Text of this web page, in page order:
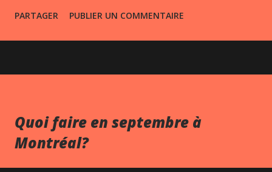
PARTAGER PUBLIER UN COMMENTAIRE
Quoi faire en septembre à
Montréal?